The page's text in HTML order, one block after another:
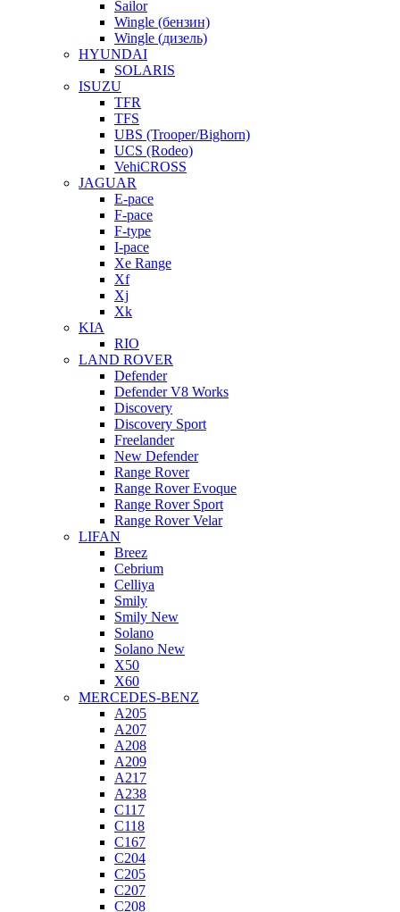
Sailor
Wingle (бензин)
Wingle (дизель)
HYUNDAI
SOLARIS
ISUZU
TFR
TFS
UBS (Trooper/Bighorn)
UCS (Rodeo)
VehiCROSS
JAGUAR
E-pace
F-pace
F-type
I-pace
Xe Range
Xf
Xj
Xk
KIA
RIO
LAND ROVER
Defender
Defender V8 Works
Discovery
Discovery Sport
Freelander
New Defender
Range Rover
Range Rover Evoque
Range Rover Sport
Range Rover Velar
LIFAN
Breez
Cebrium
Celliya
Smily
Smily New
Solano
Solano New
X50
X60
MERCEDES-BENZ
A205
A207
A208
A209
A217
A238
C117
C118
C167
C204
C205
C207
C208